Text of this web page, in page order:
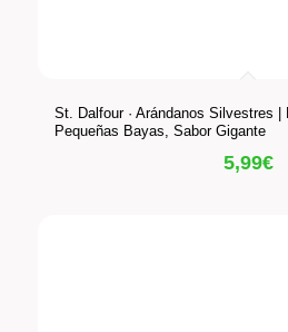
St. Dalfour · Arándanos Silvestres |
Pequeñas Bayas, Sabor Gigante
5,99€